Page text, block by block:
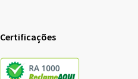
Certificações